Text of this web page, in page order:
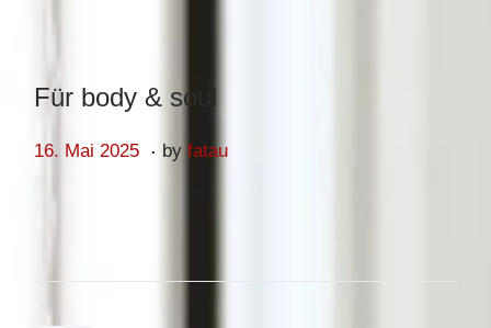
Für body & soul
Posted on
16. Mai 2025 1. by fatau